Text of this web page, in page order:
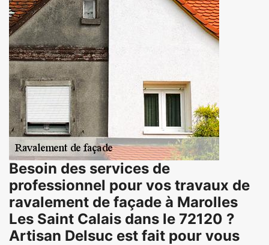
Besoin des services de
professionnel pour vos travaux de
ravalement de façade à Marolles
Les Saint Calais dans le 72120 ?
Artisan Delsuc est fait pour vous